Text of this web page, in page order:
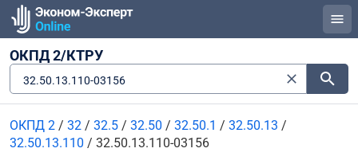
ОКПД 2/КТРУ
32.50.13.110-03156
ОКПД 2 / 32 / 32.5 / 32.50 / 32.50.1 / 32.50.13 /
32.50.13.110 / 32.50.13.110-03156